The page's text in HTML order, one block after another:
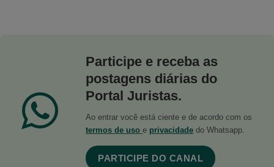
Participe e receba as
postagens diárias do
Portal Juristas.
Ao entrar você está ciente e de acordo com os
termos de uso e privacidade do Whatsapp.
PARTICIPE DO CANAL